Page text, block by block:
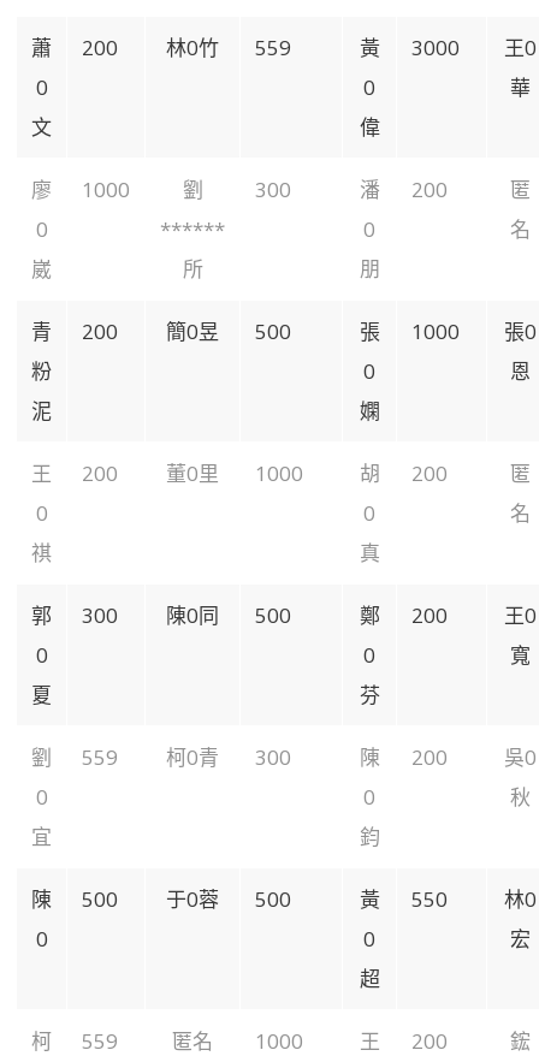
蕭
0
文
200 林0竹 559
黃
0
偉
3000
王0
華
廖
0
崴
1000
劉
******
所
300
潘
0
朋
200
匿
名
青
粉
泥
200 簡0昱 500
張
0
嫻
1000
張0
恩
王
0
祺
200 董0里 1000
胡
0
真
200
匿
名
郭
0
夏
300 陳0同 500
鄭
0
芬
200
王0
寬
劉
0
宜
559 柯0青 300
陳
0
鈞
200
吳0
秋
陳
0
500 于0蓉 500
黃
0
超
550
林0
宏
柯
559 匿名 1000
王
200
鋐